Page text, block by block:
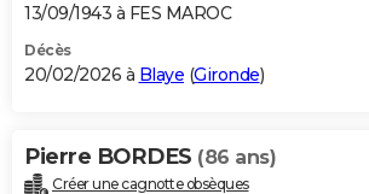
13/09/1943 à FES MAROC
Décès
20/02/2026 à Blaye (Gironde)
Pierre BORDES (86 ans)
Créer une cagnotte obsèques